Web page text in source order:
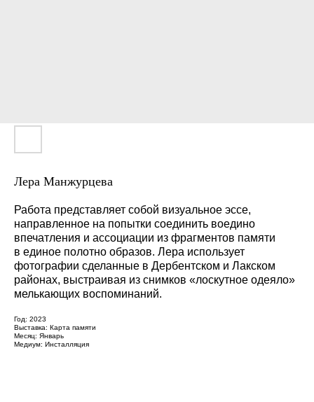
Лера Манжурцева
Работа представляет собой визуальное эссе,
направленное на попытки соединить воедино
впечатления и ассоциации из фрагментов памяти
в единое полотно образов. Лера использует
фотографии сделанные в Дербентском и Лакском
районах, выстраивая из снимков «лоскутное одеяло»
мелькающих воспоминаний.
Год: 2023
Выставка: Карта памяти
Месяц: Январь
Медиум: Инсталляция